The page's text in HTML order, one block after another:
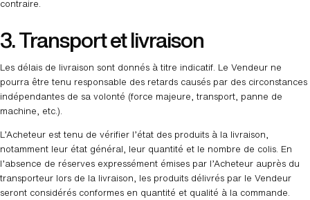
contraire.
3. Transport et livraison
Les délais de livraison sont donnés à titre indicatif. Le Vendeur ne
pourra être tenu responsable des retards causés par des circonstances
indépendantes de sa volonté (force majeure, transport, panne de
machine, etc.).
L’Acheteur est tenu de vérifier l’état des produits à la livraison,
notamment leur état général, leur quantité et le nombre de colis. En
l’absence de réserves expressément émises par l’Acheteur auprès du
transporteur lors de la livraison, les produits délivrés par le Vendeur
seront considérés conformes en quantité et qualité à la commande.